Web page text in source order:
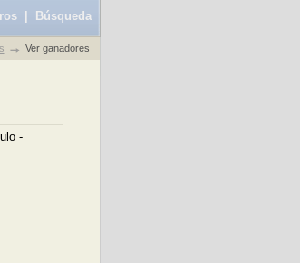
| Búsqueda
Ver ganadores
-